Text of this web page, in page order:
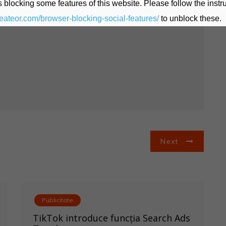
Next
Publicitate
TikTok introduce funcția Search Ads
blocking some features of this website. Please follow the
browser-blocking-social-features/to unblock these.